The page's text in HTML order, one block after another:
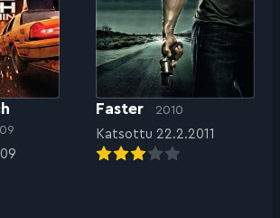
Faster 2010
Katsottu 22.2.2011